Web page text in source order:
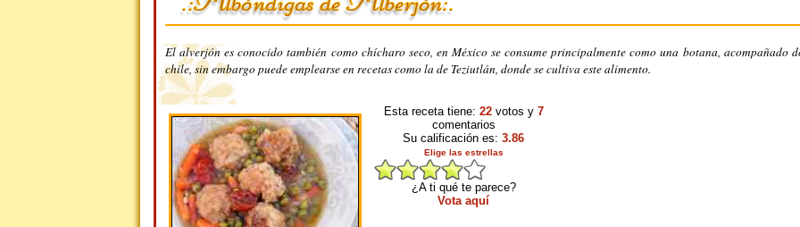
El alverjón es conocido también como chícharo seco, en México se consume principalmente como una botana, acompañado
chile, sin embargo puede emplearse en recetas como la de Teziutlán, donde se cultiva este alimento.
Esta receta tiene: 22votos y 7
comentarios
Su calificación es: 3.86
Elige las estrellas
¿A ti qué te parece?
Vota aquí